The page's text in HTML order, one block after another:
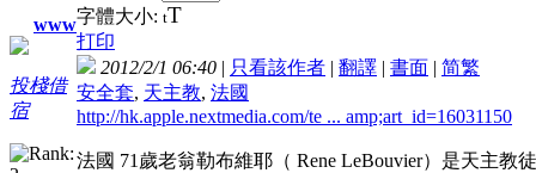
www
投棧借
宿
字體大小: tT
打印
2012/2/1 06:40 | 只看該作者 | 翻譯 | 書面 | 简繁
安全套, 天主教, 法國
http://hk.apple.nextmedia.com/te ... amp;art_id=16031150
法國 71歲老翁勒布維耶（ Rene LeBouvier）是天主